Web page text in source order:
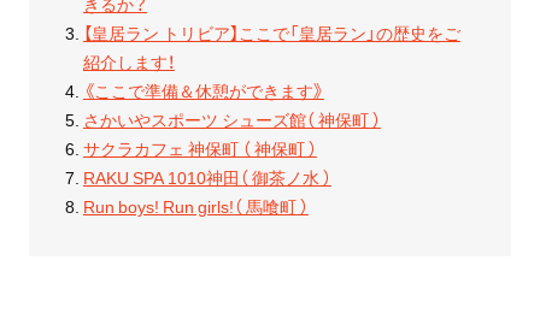
【皇居ラン トリビア】ここで「皇居ラン」の歴史をご
紹介します！
《ここで準備＆休憩ができます》
さかいやスポーツ シューズ館（ 神保町 ）
サクラカフェ 神保町 （ 神保町 ）
RAKU SPA 1010神田（ 御茶ノ水 ）
Run boys! Run girls!（ 馬喰町 ）